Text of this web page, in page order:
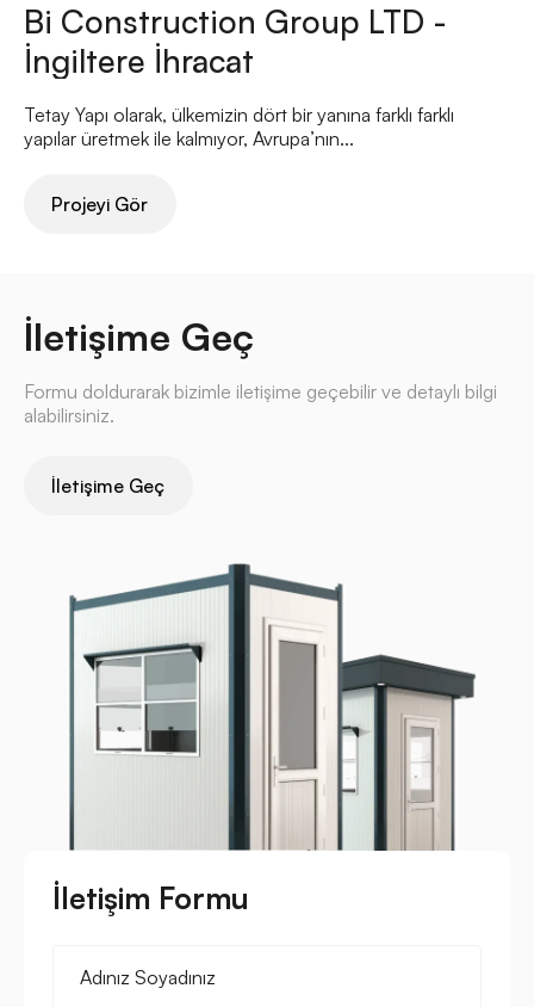
Bi Construction Group LTD -
İngiltere İhracat
Tetay Yapı olarak, ülkemizin dört bir yanına farklı farklı
yapılar üretmek ile kalmıyor, Avrupa’nın...
Projeyi Gör
İletişime Geç
Formu doldurarak bizimle iletişime geçebilir ve detaylı bilgi
alabilirsiniz.
İletişime Geç
İletişim Formu
Adınız Soyadınız